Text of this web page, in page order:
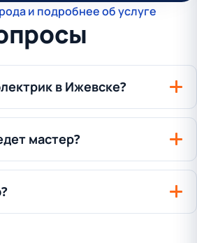
и подробнее об услуге
в Ижевске?
мастер?